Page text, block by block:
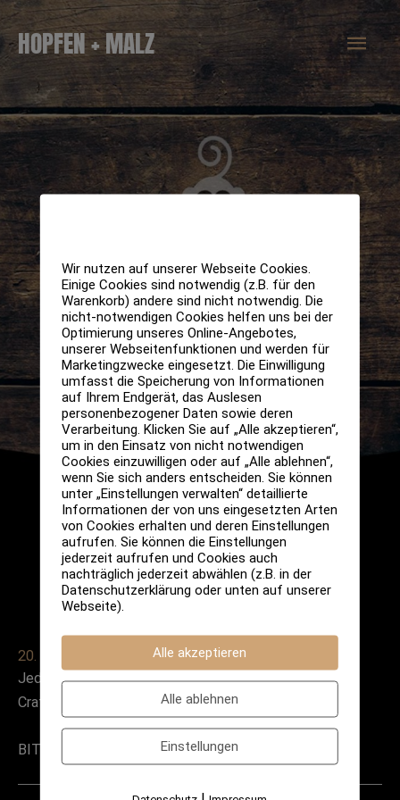
Zum
Inhalt
springen
HOPFEN + MALZ
20. April 2022
Jeden Mittwoch und Donnerstag (19-21h):
Craftbiertasting
BITTE VORHER ANMELDEN!
Wir nutzen auf unserer Webseite Cookies.
Einige Cookies sind notwendig (z.B. für den
Warenkorb) andere sind nicht notwendig. Die
nicht-notwendigen Cookies helfen uns bei der
Optimierung unseres Online-Angebotes,
unserer Webseitenfunktionen und werden für
Marketingzwecke eingesetzt. Die Einwilligung
umfasst die Speicherung von Informationen
auf Ihrem Endgerät, das Auslesen
personenbezogener Daten sowie deren
Verarbeitung. Klicken Sie auf „Alle akzeptieren“,
um in den Einsatz von nicht notwendigen
Cookies einzuwilligen oder auf „Alle ablehnen“,
wenn Sie sich anders entscheiden. Sie können
unter „Einstellungen verwalten“ detaillierte
Informationen der von uns eingesetzten Arten
von Cookies erhalten und deren Einstellungen
aufrufen. Sie können die Einstellungen
jederzeit aufrufen und Cookies auch
nachträglich jederzeit abwählen (z.B. in der
Datenschutzerklärung oder unten auf unserer
Webseite).
Alle akzeptieren
Alle ablehnen
Einstellungen